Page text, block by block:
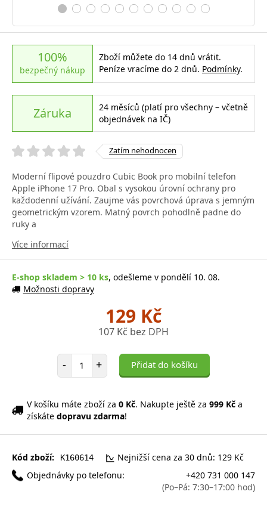
100%
bezpečný nákup
Zboží můžete do 14 dnů vrátit.
Peníze vracíme do 2 dnů. Podmínky.
Záruka
24 měsíců (platí pro všechny – včetně
objednávek na IČ)
Zatím nehodnocen
Moderní flipové pouzdro Cubic Book pro mobilní telefon
Apple iPhone 17 Pro. Obal s vysokou úrovní ochrany pro
každodenní užívání. Zaujme vás povrchová úprava s jemným
geometrickým vzorem. Matný povrch pohodlně padne do
ruky a
Více informací
E-shop skladem > 10 ks, odešleme v pondělí 10. 08.
Možnosti dopravy
129 Kč
107 Kč bez DPH
- Počet položek
+ Přidat do košíku
V košíku máte zboží za 0 Kč. Nakupte ještě za 999 Kč a
získáte dopravu zdarma!
Kód zboží: K160614
Nejnižší cena za 30 dnů: 129 Kč
Objednávky po telefonu:
+420 731 000 147
(Po–Pá: 7:30–17:00 hod)